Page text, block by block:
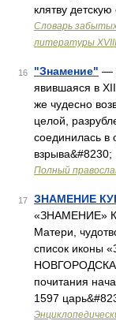
клятву
Словарь
литературы
16 "Знамение" —
явившаяся в
же чудесно
целой,
соединилась в
взрыва&#8230;
Полный
17 ЗНАМЕНИЕ
«ЗНАМЕНИЕ»
Матери,
список иконы
почитания
1597